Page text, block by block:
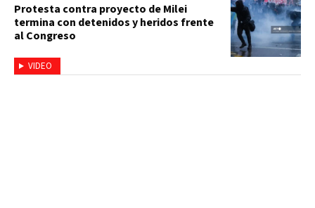
VIDEO
Protesta contra proyecto de Milei
termina con detenidos y heridos frente
al Congreso